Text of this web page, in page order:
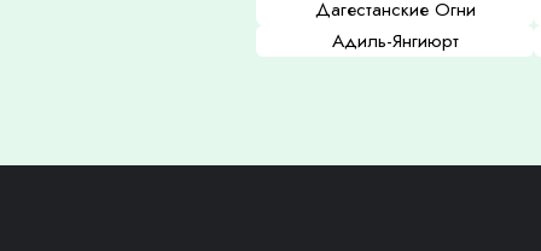
Дагестанские Огни
Адиль-Янгиюрт